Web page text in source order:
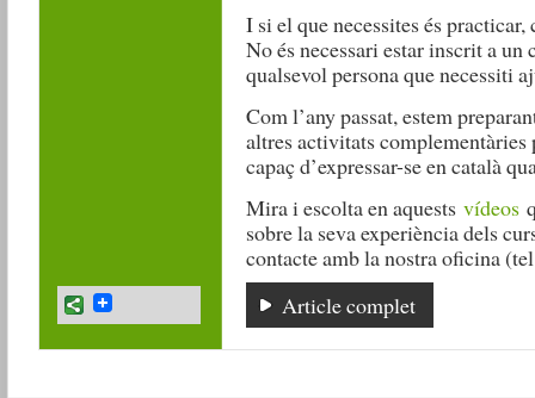
I si el que necessites és
No és necessari estar inscrit a un
qualsevol persona que necessiti
Com l’any passat, estem
altres activitats
capaç d’expressar-se en català
Mira i escolta en aquests vídeos
sobre la seva experiència dels
contacte amb la nostra oficina
Article complet